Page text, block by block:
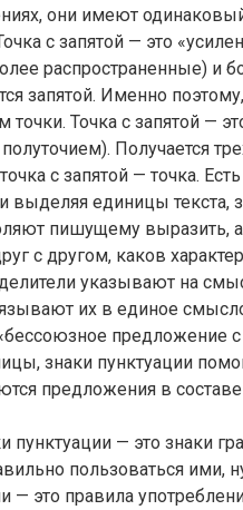
они имеют
с запятой — это
распространенные) и
запятой. Именно
точки. Точка с запятой —
Получается
с запятой — точка.
выделяя единицы текста,
пишущему выразить,
с другом, каков
указывают на
их в единое
предложение
знаки пунктуации
предложения в
пунктуации — это знаки
пользоваться ими,
— это правила